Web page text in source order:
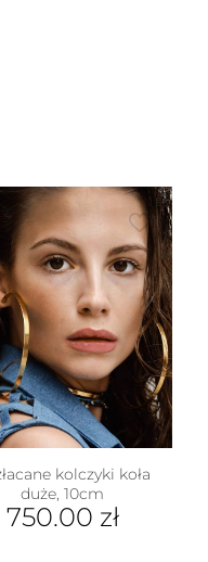
kolczyki koła
duże, 10cm
750.00 zł